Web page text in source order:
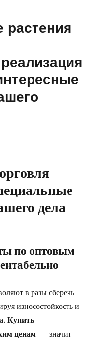
–
растения
дела
по оптовым
в разы сберечь
износостойкость и
Купить
ценам — значит